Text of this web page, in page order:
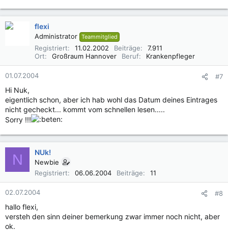
flexi
Administrator Teammitglied
Registriert 11.02.2002 Beiträge
7.911
Ort
Großraum Hannover Beruf Krankenpfleger
01.07.2004 #7
Hi Nuk,
eigentlich schon, aber ich hab wohl das Datum deines Eintrages
nicht gecheckt... kommt vom schnellen lesen.....
Sorry !!!
N NUk!
Newbie
Registriert
06.06.2004 Beiträge 11
02.07.2004 #8
hallo flexi,
versteh den sinn deiner bemerkung zwar immer noch nicht, aber
ok.